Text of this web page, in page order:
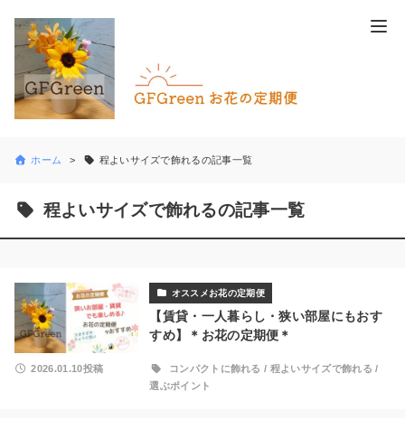
ホーム 程よいサイズで飾れるの記事一覧
程よいサイズで飾れるの記事一覧
オススメお花の定期便
【賃貸・一人暮らし・狭い部屋にもおす
すめ】＊お花の定期便＊
2026.01.10投稿 コンパクトに飾れる / 程よいサイズで飾れる /
選ぶポイント